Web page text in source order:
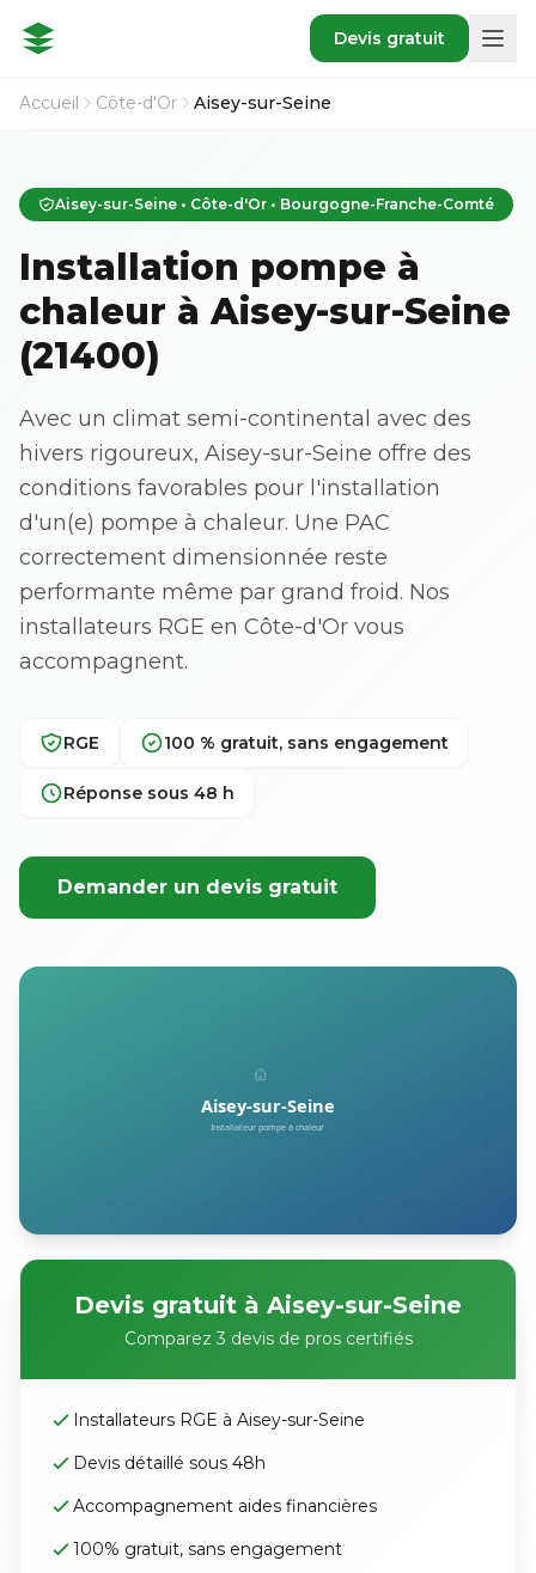
Devis gratuit
Accueil Côte-d'Or Aisey-sur-Seine
Aisey-sur-Seine • Côte-d'Or • Bourgogne-Franche-Comté
Installation pompe à
chaleur à Aisey-sur-Seine
(21400)
Avec un climat semi-continental avec des
hivers rigoureux, Aisey-sur-Seine offre des
conditions favorables pour l'installation
d'un(e) pompe à chaleur. Une PAC
correctement dimensionnée reste
performante même par grand froid. Nos
installateurs RGE en Côte-d'Or vous
accompagnent.
RGE 100 % gratuit, sans engagement
Réponse sous 48 h
Demander un devis gratuit
Devis gratuit à Aisey-sur-Seine
Comparez 3 devis de pros certifiés
Installateurs RGE à Aisey-sur-Seine
Devis détaillé sous 48h
Accompagnement aides financières
100% gratuit, sans engagement